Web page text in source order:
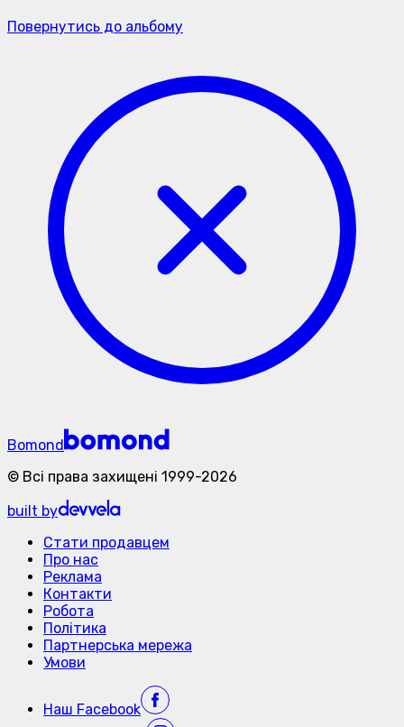
Повернутись до альбому
Bomond
© Всі права захищені 1999-2026
built by
Стати продавцем
Про нас
Реклама
Контакти
Робота
Політика
Партнерська мережа
Умови
Наш Facebook